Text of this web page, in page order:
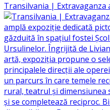
Transilvania | Extravaganza